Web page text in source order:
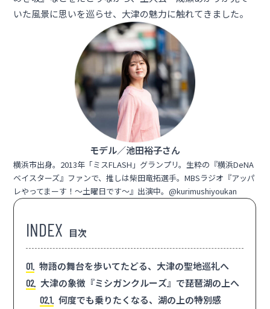
いた風景に思いを巡らせ、大津の魅力に触れてきました。
モデル／池田裕子さん
横浜市出身。2013年「ミスFLASH」グランプリ。生粋の『横浜DeNA
ベイスターズ』ファンで、推しは柴田竜拓選手。MBSラジオ『アッパ
レやってまーす！〜土曜日です〜』出演中。@kurimushiyoukan
目次
1 物語の舞台を歩いてたどる、大津の聖地巡礼へ
2 大津の象徴『ミシガンクルーズ』で琵琶湖の上へ
2.1 何度でも乗りたくなる、湖の上の特別感